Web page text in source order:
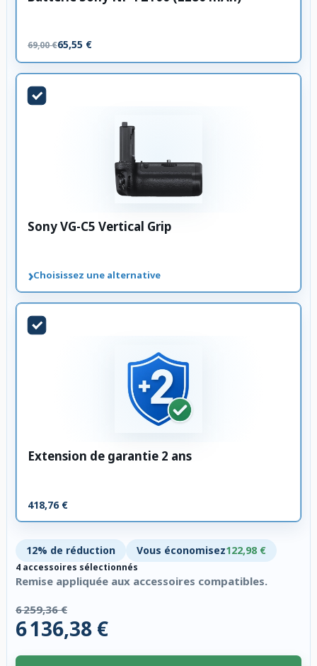
69,00 €65,55 €
Sony VG-C5 Vertical Grip
›Choisissez une alternative
Extension de garantie 2 ans
418,76 €
12% de réduction Vous économisez122,98 €
4 accessoires sélectionnés
Remise appliquée aux accessoires compatibles.
6 259,36 €
6 136,38 €